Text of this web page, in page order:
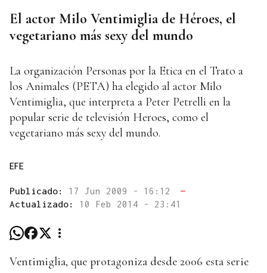
El actor Milo Ventimiglia de Héroes, el
vegetariano más sexy del mundo
La organización Personas por la Etica en el Trato a
los Animales (PETA) ha elegido al actor Milo
Ventimiglia, que interpreta a Peter Petrelli en la
popular serie de televisión Heroes, como el
vegetariano más sexy del mundo.
EFE
Publicado: 17 Jun 2009 - 16:12
—
Actualizado: 10 Feb 2014 - 23:41
Ventimiglia, que protagoniza desde 2006 esta serie